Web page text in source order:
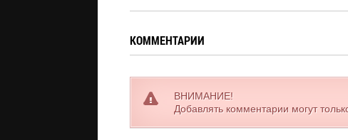
КОММЕНТАРИИ
ВНИМАНИЕ!
Добавлять комментарии могут